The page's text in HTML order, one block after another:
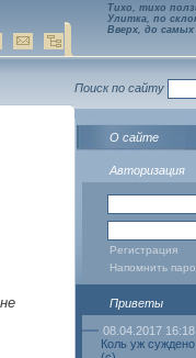
Тихо, тихо
Улитка, по
Вверх, до
Поиск по сайту
О сайте
Авторизация
Регистрация
Напомнить
Приветы
08.04.2017 16:18
Коль уж суждено